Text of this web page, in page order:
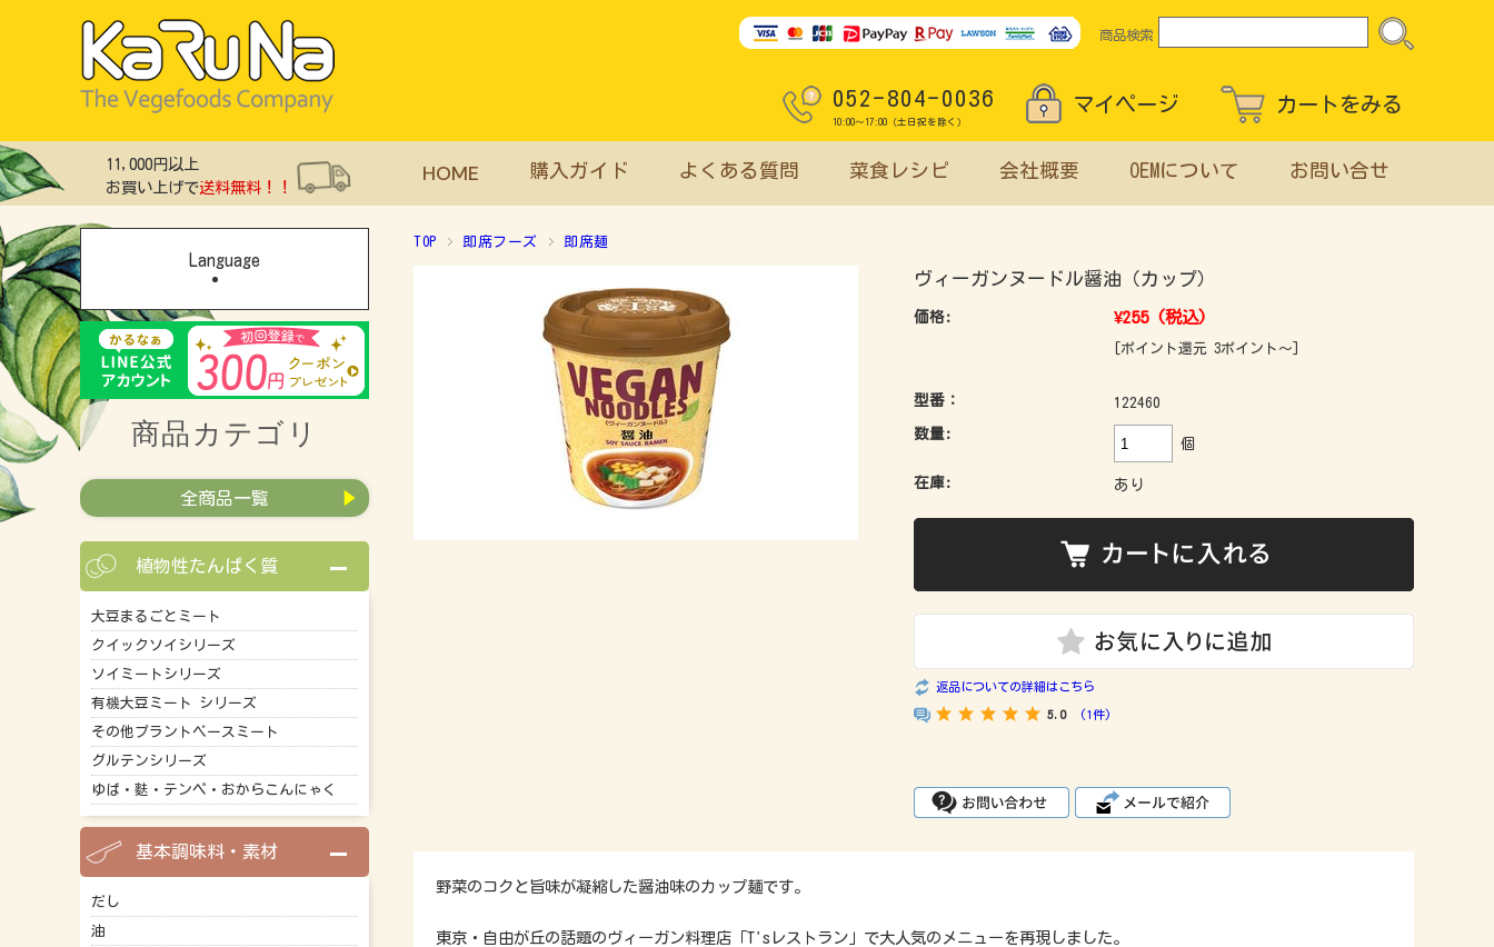
商品検索
052-804-0036
10:00～17:00（土日祝を除く）
マイページ カートをみる
11,000円以上
お買い上げで送料無料！！
HOME 購入ガイド よくある質問 菜食レシピ 会社概要 OEMについて お問い合せ
TOP 即席フーズ 即席麺
ヴィーガンヌードル醤油（カップ）
価格: ¥255 (税込)
[ポイント還元 3ポイント～]
型番：
122460
数量:
個
在庫: あり
返品についての詳細はこちら
5.0 (1件)
野菜のコクと旨味が凝縮した醤油味のカップ麺です。
東京・自由が丘の話題のヴィーガン料理店「T'sレストラン」で大人気のメニューを再現しました。
Language
商品カテゴリ
全商品一覧
植物性たんぱく質
大豆まるごとミート
クイックソイシリーズ
ソイミートシリーズ
有機大豆ミート シリーズ
その他プラントベースミート
グルテンシリーズ
ゆば・麩・テンペ・おからこんにゃく
基本調味料・素材
だし
油